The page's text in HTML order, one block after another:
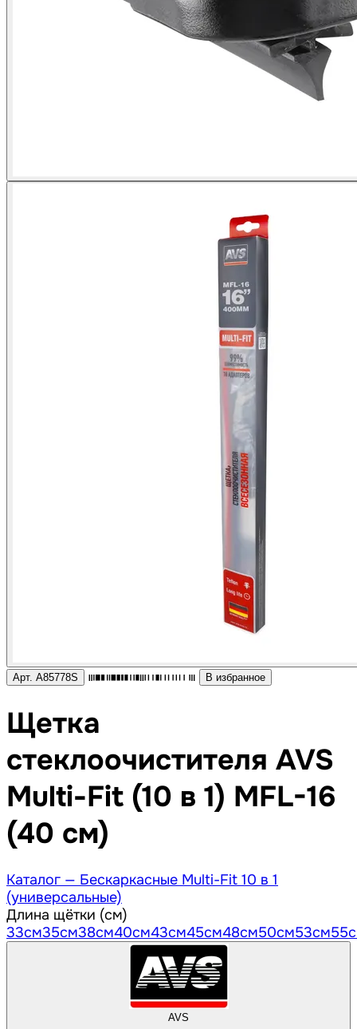
Арт. A85778S В избранное
Щетка
стеклоочистителя AVS
Multi-Fit (10 в 1) MFL-16
(40 см)
Каталог — Бескаркасные Multi-Fit 10 в 1
(универсальные)
Длина щётки (см)
33см35см38см40см43см45см48см50см53см55
AVS